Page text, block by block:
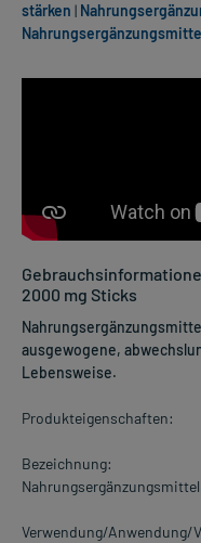
2000 mg Sticks
ausgewogene,
Lebensweise.
Produkteigenschaften:
Bezeichnung:
Verwendung/Anwendung/
stärken |